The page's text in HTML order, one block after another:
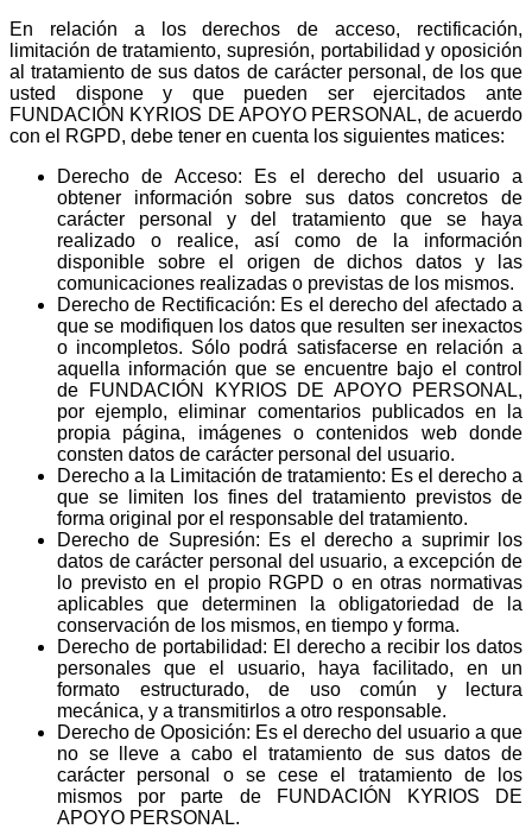
En relación a los derechos de acceso, rectificación,
limitación de tratamiento, supresión, portabilidad y oposición
al tratamiento de sus datos de carácter personal, de los que
usted dispone y que pueden ser ejercitados ante
FUNDACIÓN KYRIOS DE APOYO PERSONAL, de acuerdo
con el RGPD, debe tener en cuenta los siguientes matices:
Derecho de Acceso: Es el derecho del usuario a
obtener información sobre sus datos concretos de
carácter personal y del tratamiento que se haya
realizado o realice, así como de la información
disponible sobre el origen de dichos datos y las
comunicaciones realizadas o previstas de los mismos.
Derecho de Rectificación: Es el derecho del afectado a
que se modifiquen los datos que resulten ser inexactos
o incompletos. Sólo podrá satisfacerse en relación a
aquella información que se encuentre bajo el control
de FUNDACIÓN KYRIOS DE APOYO PERSONAL,
por ejemplo, eliminar comentarios publicados en la
propia página, imágenes o contenidos web donde
consten datos de carácter personal del usuario.
Derecho a la Limitación de tratamiento: Es el derecho a
que se limiten los fines del tratamiento previstos de
forma original por el responsable del tratamiento.
Derecho de Supresión: Es el derecho a suprimir los
datos de carácter personal del usuario, a excepción de
lo previsto en el propio RGPD o en otras normativas
aplicables que determinen la obligatoriedad de la
conservación de los mismos, en tiempo y forma.
Derecho de portabilidad: El derecho a recibir los datos
personales que el usuario, haya facilitado, en un
formato estructurado, de uso común y lectura
mecánica, y a transmitirlos a otro responsable.
Derecho de Oposición: Es el derecho del usuario a que
no se lleve a cabo el tratamiento de sus datos de
carácter personal o se cese el tratamiento de los
mismos por parte de FUNDACIÓN KYRIOS DE
APOYO PERSONAL.